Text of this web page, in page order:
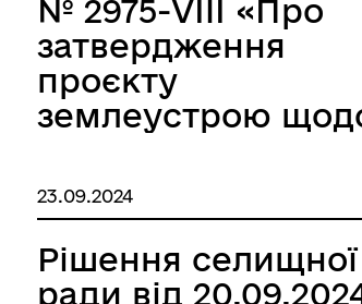
№ 2975-VIII «Про
затвердження
проєкту
землеустрою
земельної ділянки
зміною цільового
призначення яка
знаходиться у
23.09.2024
Рішення селищної
ради від